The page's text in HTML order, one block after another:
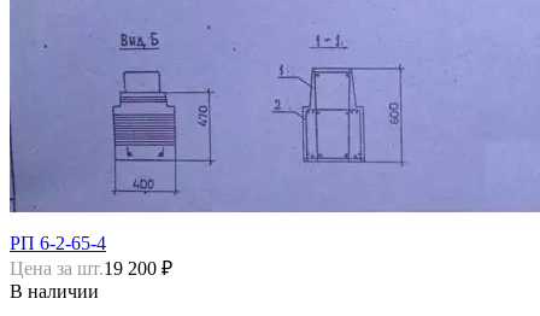
РП 6-2-65-4
Цена за шт.19 200 ₽
В наличии